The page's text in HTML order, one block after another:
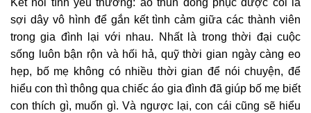
sợi dây vô hình để gắn kết tình cảm giữa các thành viên
trong gia đình lại với nhau. Nhất là trong thời đại cuộc
sống luôn bận rộn và hối hả, quỹ thời gian ngày càng eo
hẹp, bố mẹ không có nhiều thời gian để nói chuyện, để
hiểu con thì thông qua chiếc áo gia đình đã giúp bố mẹ biết
con thích gì, muốn gì. Và ngược lại, con cái cũng sẽ hiểu